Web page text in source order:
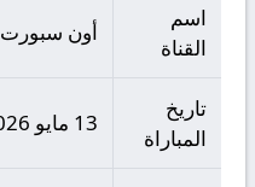
اسم
القناة
أون سبورت
تاريخ
المباراة
13 مايو 2026